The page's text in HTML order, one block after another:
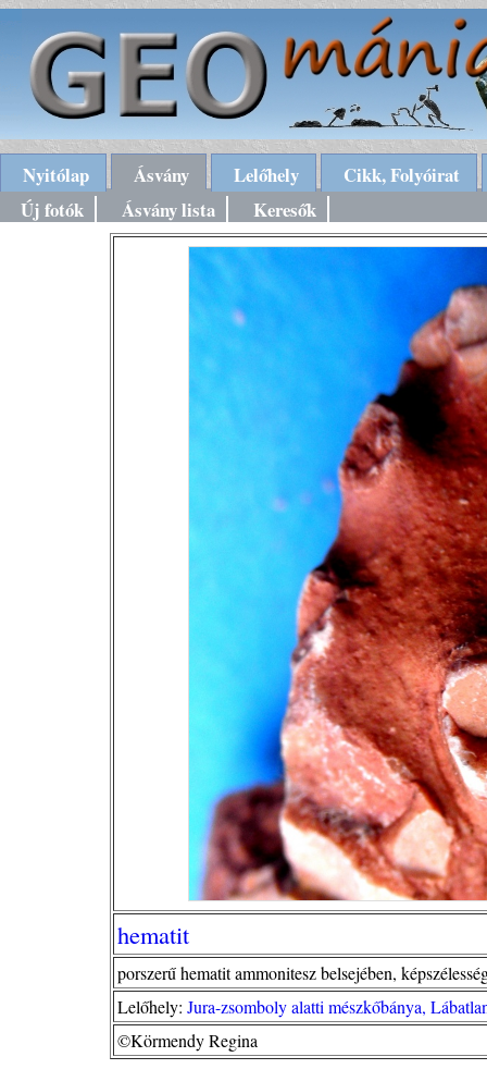
Nyitólap Ásvány Lelőhely
Cikk, Folyóirat
Új fotók
Ásvány lista Keresők
hematit
porszerű hematit ammonitesz belsejében,
Lelőhely: Jura-zsomboly alatti mészkőbánya,
©Körmendy Regina